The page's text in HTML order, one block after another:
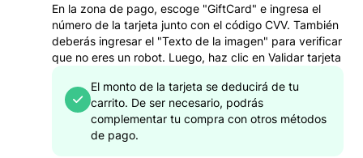
En la zona de pago, escoge "GiftCard" e ingresa el
número de la tarjeta junto con el código CVV. También
deberás ingresar el "Texto de la imagen" para verificar
que no eres un robot. Luego, haz clic en Validar tarjeta
El monto de la tarjeta se deducirá de tu
carrito. De ser necesario, podrás
complementar tu compra con otros métodos
de pago.